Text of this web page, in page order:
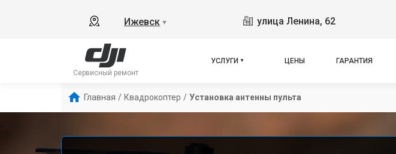
Ижевск ▼ улица Ленина, 62
Сервисный ремонт
УСЛУГИ ЦЕНЫ ГАРАНТИЯ
Главная / Квадрокоптер / Установка антенны пульта